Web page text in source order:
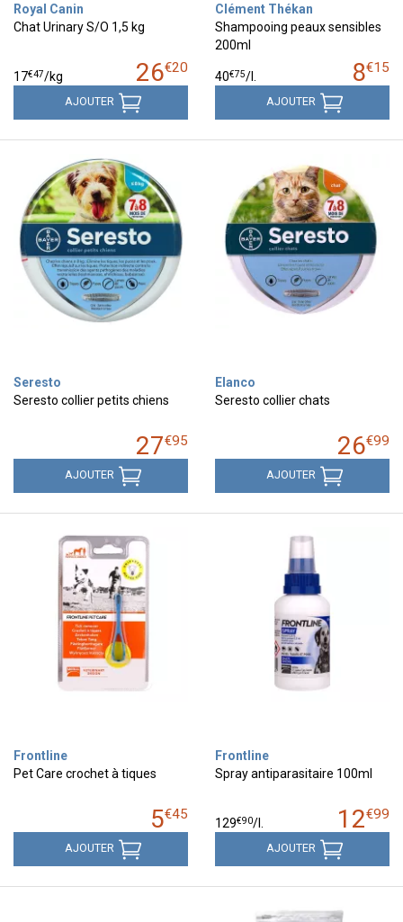
Royal Canin
Chat Urinary S/O 1,5 kg
26€20
17€47/kg
AJOUTER
Clément Thékan
Shampooing peaux sensibles
200ml
8€15
40€75/l.
AJOUTER
Seresto
Seresto collier petits chiens
27€95
AJOUTER
Elanco
Seresto collier chats
26€99
AJOUTER
Frontline
Pet Care crochet à tiques
5€45
AJOUTER
Frontline
Spray antiparasitaire 100ml
12€99
129€90/l.
AJOUTER